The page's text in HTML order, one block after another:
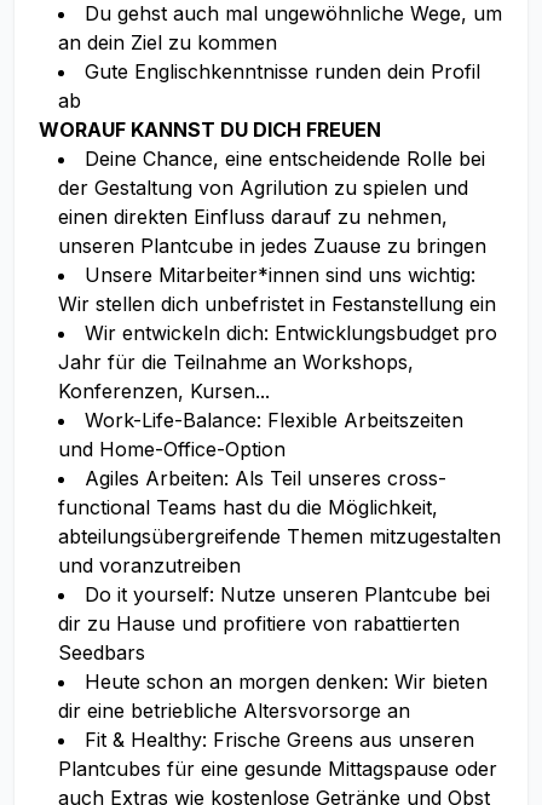
Du gehst auch mal ungewöhnliche Wege, um
an dein Ziel zu kommen
Gute Englischkenntnisse runden dein Profil
ab
WORAUF KANNST DU DICH FREUEN
Deine Chance, eine entscheidende Rolle bei
der Gestaltung von Agrilution zu spielen und
einen direkten Einfluss darauf zu nehmen,
unseren Plantcube in jedes Zuause zu bringen
Unsere Mitarbeiter*innen sind uns wichtig:
Wir stellen dich unbefristet in Festanstellung ein
Wir entwickeln dich: Entwicklungsbudget pro
Jahr für die Teilnahme an Workshops,
Konferenzen, Kursen...
Work-Life-Balance: Flexible Arbeitszeiten
und Home-Office-Option
Agiles Arbeiten: Als Teil unseres cross-
functional Teams hast du die Möglichkeit,
abteilungsübergreifende Themen mitzugestalten
und voranzutreiben
Do it yourself: Nutze unseren Plantcube bei
dir zu Hause und profitiere von rabattierten
Seedbars
Heute schon an morgen denken: Wir bieten
dir eine betriebliche Altersvorsorge an
Fit & Healthy: Frische Greens aus unseren
Plantcubes für eine gesunde Mittagspause oder
auch Extras wie kostenlose Getränke und Obst